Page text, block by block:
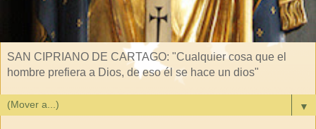
SAN CIPRIANO DE CARTAGO: "Cualquier cosa que el
hombre prefiera a Dios, de eso él se hace un dios"
▼